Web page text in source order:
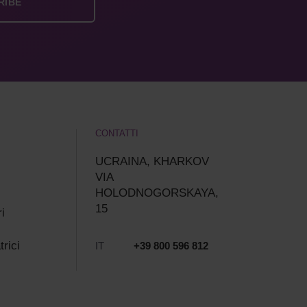
CONTATTI
UCRAINA, KHARKOV
VIA
HOLODNOGORSKAYA,
15
IT +39 800 596 812